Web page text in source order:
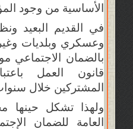
الأساسية من وجود
في القديم البعيد
وعسكري وبلديات
بالضمان الاجتماعي
قانون العمل
المشتركين خلال
ولهذا تشكل حينها
العامة للضمان